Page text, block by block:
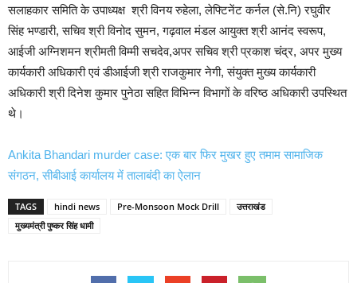
सलाहकार समिति के उपाध्यक्ष श्री विनय रुहेला, लेफ्टिनेंट कर्नल (से.नि) रघुवीर
सिंह भण्डारी, सचिव श्री विनोद सुमन, गढ़वाल मंडल आयुक्त श्री आनंद स्वरूप,
आईजी अग्निशमन श्रीमती विम्मी सचदेव,अपर सचिव श्री प्रकाश चंद्र, अपर मुख्य
कार्यकारी अधिकारी एवं डीआईजी श्री राजकुमार नेगी, संयुक्त मुख्य कार्यकारी
अधिकारी श्री दिनेश कुमार पुनेठा सहित विभिन्न विभागों के वरिष्ठ अधिकारी उपस्थित
थे।
Ankita Bhandari murder case: एक बार फिर मुखर हुए तमाम सामाजिक
संगठन, सीबीआई कार्यालय में तालाबंदी का ऐलान
TAGS hindi news Pre-Monsoon Mock Drill
उत्तराखंड
मुख्यमंत्री पुष्कर सिंह धामी